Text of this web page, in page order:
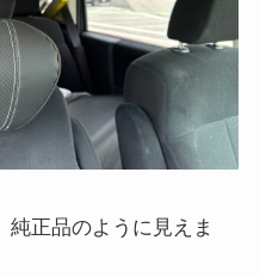
純正品のように見えま